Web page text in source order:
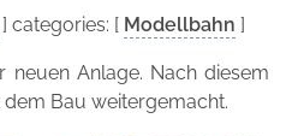
] categories: [ Modellbahn ]
neuen Anlage. Nach diesem
Bau weitergemacht.